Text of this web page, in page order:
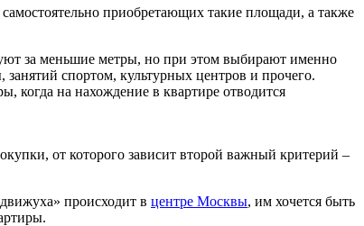
приобретающих такие площади, а также
за меньшие метры, но при этом выбирают именно
спортом, культурных центров и прочего.
когда на нахождение в квартире отводится
от которого зависит второй важный критерий –
происходит в центре Москвы, им хочется быть